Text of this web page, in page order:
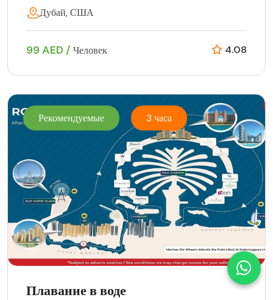
Дубай, США
99 AED / Человек 4.08
Рекомендуемые 3 часа
Плавание в воде